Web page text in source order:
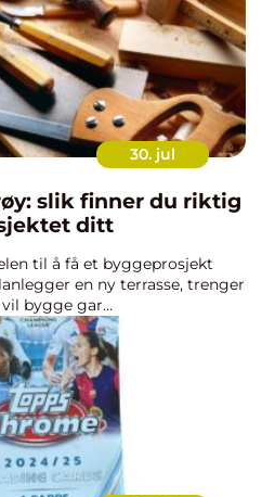
30. jul
slik finner du riktig
ditt
til å få et byggeprosjekt
en ny terrasse, trenger
bygge gar...